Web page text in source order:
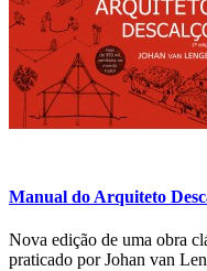
Manual do Arquiteto
Nova edição de uma obra
praticado por Johan van